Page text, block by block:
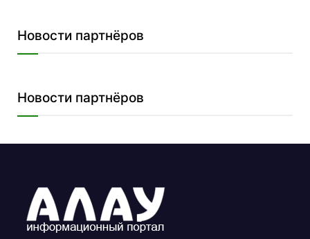
Новости партнёров
Новости партнёров